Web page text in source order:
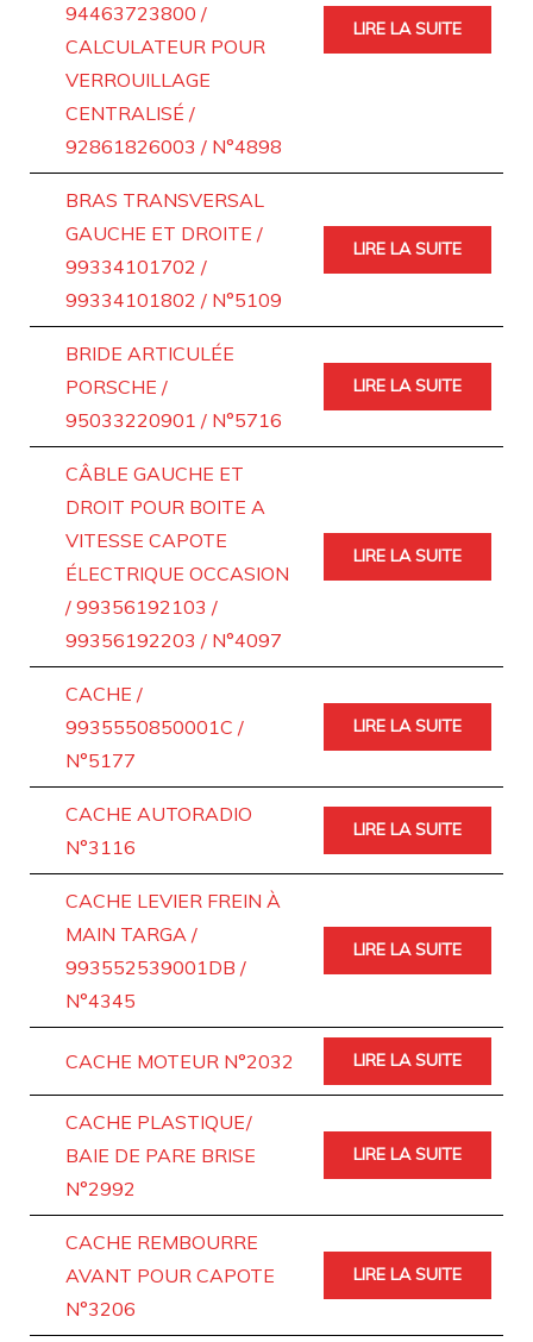
94463723800 /
CALCULATEUR POUR
VERROUILLAGE
CENTRALISÉ /
92861826003 / N°4898
LIRE LA SUITE
BRAS TRANSVERSAL
GAUCHE ET DROITE /
99334101702 /
99334101802 / N°5109
LIRE LA SUITE
BRIDE ARTICULÉE
PORSCHE /
95033220901 / N°5716
LIRE LA SUITE
CÂBLE GAUCHE ET
DROIT POUR BOITE A
VITESSE CAPOTE
ÉLECTRIQUE OCCASION
/ 99356192103 /
99356192203 / N°4097
LIRE LA SUITE
CACHE /
9935550850001C /
N°5177
LIRE LA SUITE
CACHE AUTORADIO
N°3116
LIRE LA SUITE
CACHE LEVIER FREIN À
MAIN TARGA /
993552539001DB /
N°4345
LIRE LA SUITE
CACHE MOTEUR N°2032 LIRE LA SUITE
CACHE PLASTIQUE/
BAIE DE PARE BRISE
N°2992
LIRE LA SUITE
CACHE REMBOURRE
AVANT POUR CAPOTE
N°3206
LIRE LA SUITE